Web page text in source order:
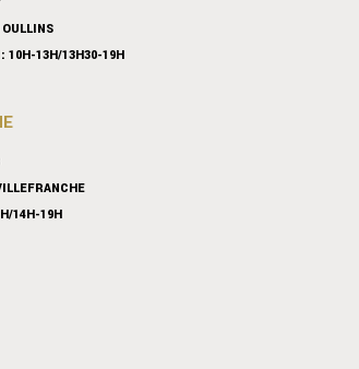
10H-13H/13H30-19H
14H-19H